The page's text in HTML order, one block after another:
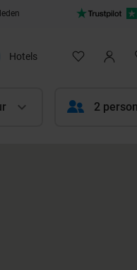
Hotels
2